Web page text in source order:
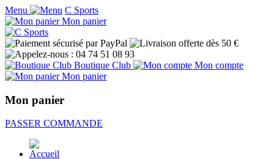
Menu
C Sports
Mon panier
Boutique Club
Mon compte
Mon panier
Mon panier
PASSER COMMANDE